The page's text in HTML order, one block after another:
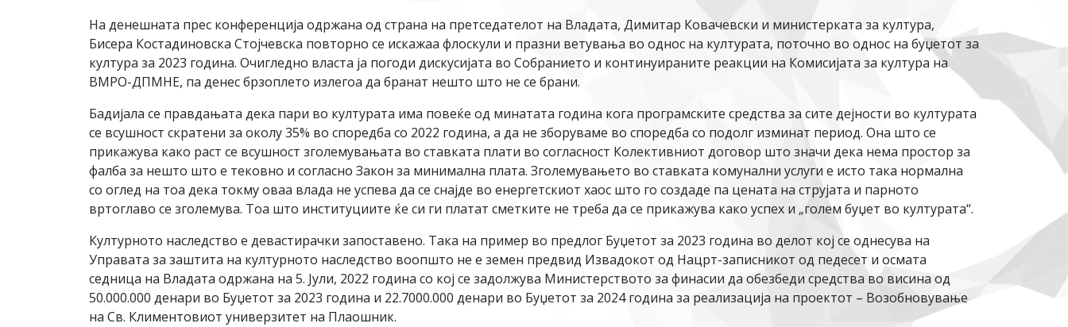
На денешната прес конференција одржана од страна на претседателот на Владата, Димитар Ковачевски и министерката за култура,
Бисера Костадиновска Стојчевска повторно се искажаа флоскули и празни ветувања во однос на културата, поточно во однос на буџетот за
култура за 2023 година. Очигледно власта ја погоди дискусијата во Собранието и континуираните реакции на Комисијата за култура на
ВМРО-ДПМНЕ, па денес брзоплето излегоа да бранат нешто што не се брани.
Бадијала се правдањата дека пари во културата има повеќе од минатата година кога програмските средства за сите дејности во културата
се всушност скратени за околу 35% во споредба со 2022 година, а да не зборуваме во споредба со подолг изминат период. Она што се
прикажува како раст се всушност зголемувањата во ставката плати во согласност Колективниот договор што значи дека нема простор за
фалба за нешто што е тековно и согласно Закон за минимална плата. Зголемувањето во ставката комунални услуги е исто така нормална
со оглед на тоа дека токму оваа влада не успева да се снајде во енергетскиот хаос што го создаде па цената на струјата и парното
вртоглаво се зголемува. Тоа што институциите ќе си ги платат сметките не треба да се прикажува како успех и „голем буџет во културата“.
Културното наследство е девастирачки запоставено. Така на пример во предлог Буџетот за 2023 година во делот кој се однесува на
Управата за заштита на културното наследство воопшто не е земен предвид Извадокот од Нацрт-записникот од педесет и осмата
седница на Владата одржана на 5. Јули, 2022 година со кој се задолжува Министерството за финасии да обезбеди средства во висина од
50.000.000 денари во Буџетот за 2023 година и 22.7000.000 денари во Буџетот за 2024 година за реализација на проектот – Возобновување
на Св. Климентовиот универзитет на Плаошник.